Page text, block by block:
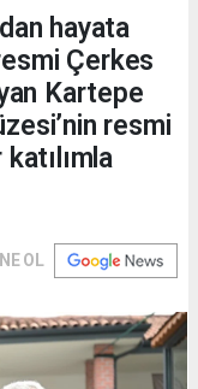
hayata
Çerkes
Kartepe
resmi
OL